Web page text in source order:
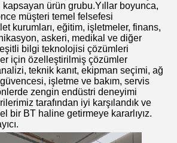
ürün grubu.Yıllar boyunca,
müşteri temel felsefesi
kurumları, eğitim, işletmeler, finans,
askeri, medikal ve diğer
bilgi teknolojisi çözümleri
için özelleştirilmiş çözümler
teknik kanıt, ekipman seçimi, ağ
işletme ve bakım, servis
zengin endüstri deneyimi
tarafından iyi karşılandık ve
bir BT haline getirmeye kararlıyız.